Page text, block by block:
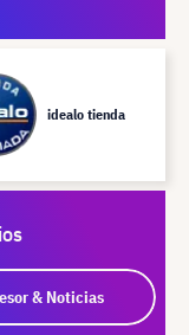
idealo tienda
& Noticias